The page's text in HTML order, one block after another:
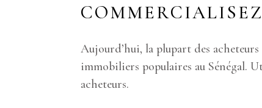
Aujourd’hui, la plupart des
immobiliers populaires au Sénégal.
acheteurs.